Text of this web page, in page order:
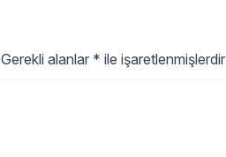
Gerekli alanlar * ile işaretlenmişlerdir